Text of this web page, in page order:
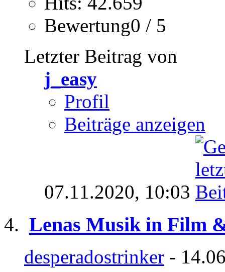
Bewertung0 / 5
Letzter Beitrag von
j_easy
Profil
Beiträge anzeigen
07.11.2020, 10:03
Lenas Musik in Film
desperadostrinker -